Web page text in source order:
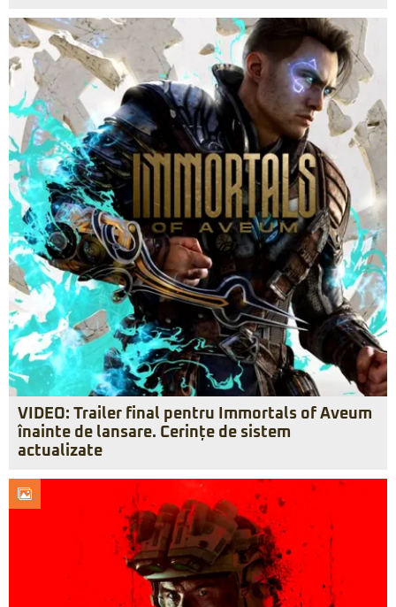
VIDEO: Trailer final pentru Immortals of Aveum
înainte de lansare. Cerințe de sistem
actualizate